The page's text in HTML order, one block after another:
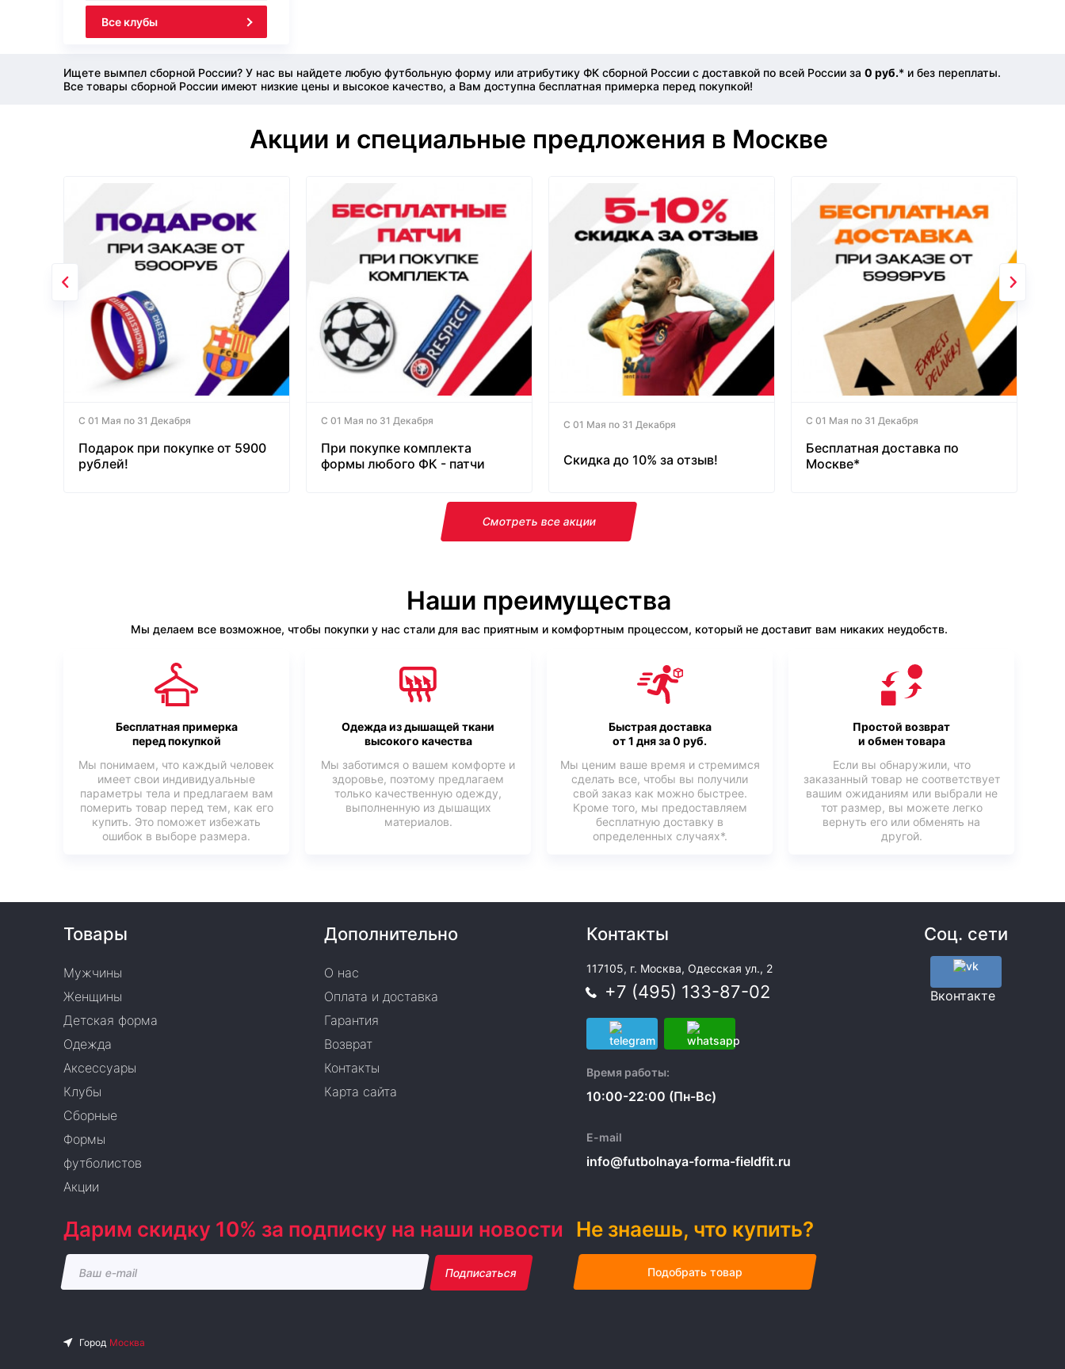
Все клубы
Ищете вымпел сборной России? У нас вы найдете любую футбольную форму или атрибутику ФК сборной России с доставкой по всей России за 0 руб.* и без переплаты.
Все товары сборной России имеют низкие цены и высокое качество, а Вам доступна бесплатная примерка перед покупкой!
Акции и специальные предложения в Москве
С 01 Мая по 31 Декабря
Подарок при покупке от 5900
рублей!
С 01 Мая по 31 Декабря
При покупке комплекта
формы любого ФК - патчи
С 01 Мая по 31 Декабря
Скидка до 10% за отзыв!
С 01 Мая по 31 Декабря
Бесплатная доставка по
Москве*
Смотреть все акции
Наши преимущества
Мы делаем все возможное, чтобы покупки у нас стали для вас приятным и комфортным процессом, который не доставит вам никаких неудобств.
Бесплатная примерка
перед покупкой
Мы понимаем, что каждый человек
имеет свои индивидуальные
параметры тела и предлагаем вам
померить товар перед тем, как его
купить. Это поможет избежать
ошибок в выборе размера.
Одежда из дышащей ткани
высокого качества
Мы заботимся о вашем комфорте и
здоровье, поэтому предлагаем
только качественную одежду,
выполненную из дышащих
материалов.
Быстрая доставка
от 1 дня за 0 руб.
Мы ценим ваше время и стремимся
сделать все, чтобы вы получили
свой заказ как можно быстрее.
Кроме того, мы предоставляем
бесплатную доставку в
определенных случаях*.
Простой возврат
и обмен товара
Если вы обнаружили, что
заказанный товар не соответствует
вашим ожиданиям или выбрали не
тот размер, вы можете легко
вернуть его или обменять на
другой.
Товары
Мужчины
Женщины
Детская форма
Одежда
Аксессуары
Клубы
Сборные
Формы
футболистов
Акции
Дополнительно
О нас
Оплата и доставка
Гарантия
Возврат
Контакты
Карта сайта
Контакты
117105, г. Москва, Одесская ул., 2
+7 (495) 133-87-02
Время работы:
10:00-22:00 (Пн-Вс)
E-mail
info@futbolnaya-forma-fieldfit.ru
Соц. сети
Вконтакте
Дарим скидку 10% за подписку на наши новости
Подписаться
Не знаешь, что купить?
Подобрать товар